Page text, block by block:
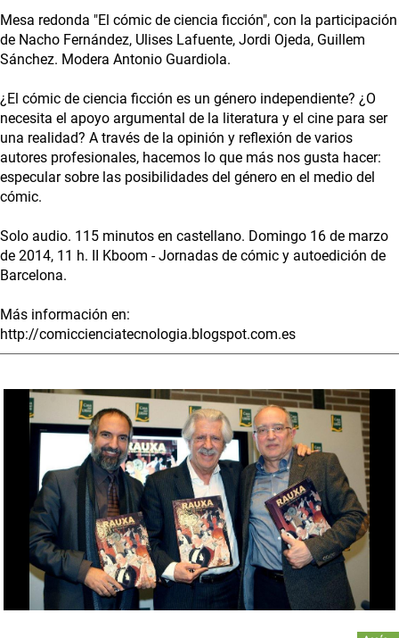
Mesa redonda "El cómic de ciencia ficción", con la participación
de Nacho Fernández, Ulises Lafuente, Jordi Ojeda, Guillem
Sánchez. Modera Antonio Guardiola.
¿El cómic de ciencia ficción es un género independiente? ¿O
necesita el apoyo argumental de la literatura y el cine para ser
una realidad? A través de la opinión y reflexión de varios
autores profesionales, hacemos lo que más nos gusta hacer:
especular sobre las posibilidades del género en el medio del
cómic.
Solo audio. 115 minutos en castellano. Domingo 16 de marzo
de 2014, 11 h. II Kboom - Jornadas de cómic y autoedición de
Barcelona.
Más información en:
http://comiccienciatecnologia.blogspot.com.es